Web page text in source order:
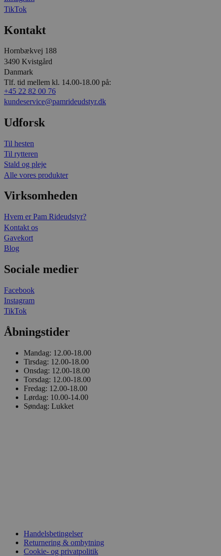
TikTok
Kontakt
Hornbækvej 188
3490 Kvistgård
Danmark
Tlf. tid mellem kl. 14.00-18.00 på:
+45 22 82 00 76
kundeservice@pamrideudstyr.dk
Udforsk
Til hesten
Til rytteren
Stald og pleje
Alle vores produkter
Virksomheden
Hvem er Pam Rideudstyr?
Kontakt os
Gavekort
Blog
Sociale medier
Facebook
Instagram
TikTok
Åbningstider
Mandag: 12.00-18.00
Tirsdag: 12.00-18.00
Onsdag: 12.00-18.00
Torsdag: 12.00-18.00
Fredag: 12.00-18.00
Lørdag: 10.00-14.00
Søndag: Lukket
Handelsbetingelser
Returnering & ombytning
Cookie- og privatpolitik